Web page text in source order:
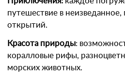
путешествие в
открытий.
Красота природы:
коралловые рифы,
морских животных.